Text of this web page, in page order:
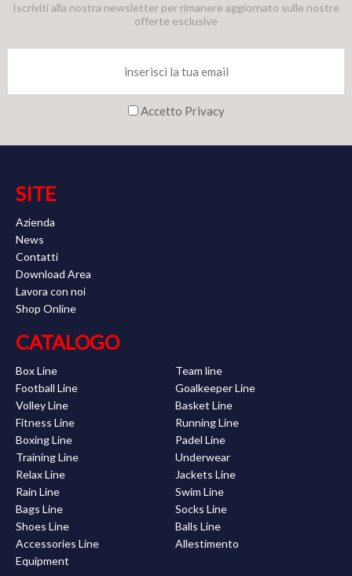
Iscriviti alla nostra newsletter per rimanere aggiornato sulle nostre
offerte esclusive
Accetto Privacy
SITE
Azienda
News
Contatti
Download Area
Lavora con noi
Shop Online
CATALOGO
Box Line
Team line
Football Line
Goalkeeper Line
Volley Line
Basket Line
Fitness Line
Running Line
Boxing Line
Padel Line
Training Line
Underwear
Relax Line
Jackets Line
Rain Line
Swim Line
Bags Line
Socks Line
Shoes Line
Balls Line
Accessories Line
Allestimento
Equipment